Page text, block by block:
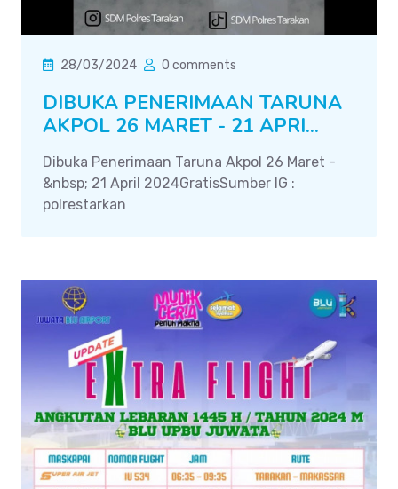
28/03/2024 0 comments
DIBUKA PENERIMAAN TARUNA
AKPOL 26 MARET - 21 APRI...
Dibuka Penerimaan Taruna Akpol 26 Maret -
&nbsp; 21 April 2024GratisSumber IG :
polrestarkan